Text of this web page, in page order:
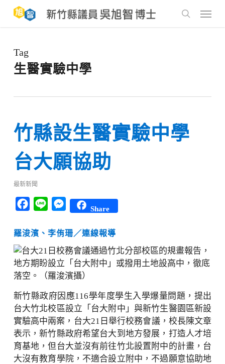
main
Menu
Tag
生醫實驗中學
竹縣設生醫實驗中學
台大願協助
最新新聞
Facebook
Line Messenger
Share
羅浚濱、李侑珊／連線報導
新竹縣政府因應116學年度學生入學爆量問題，提出
台大竹北校區設立「台大附中」與新竹生醫園區新設
實驗高中兩案，台大21日舉行校務會議，校長陳文章
表示，新竹縣政府希望台大到地方發展，打造人才培
育基地，但台大並沒有前往竹北設置附中的計畫，台
大沒有教育學院，不適合設立附中，不過願意協助地